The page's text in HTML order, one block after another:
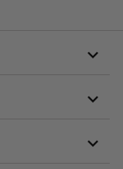


